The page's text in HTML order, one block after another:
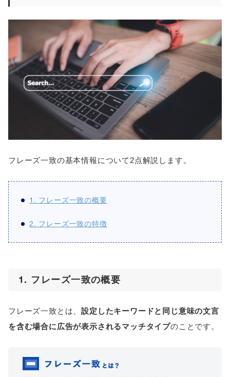
フレーズ一致の基本情報について2点解説します。
1. フレーズ一致の概要
2. フレーズ一致の特徴
1. フレーズ一致の概要
フレーズ一致とは、設定したキーワードと同じ意味の文言
を含む場合に広告が表示されるマッチタイプのことです。